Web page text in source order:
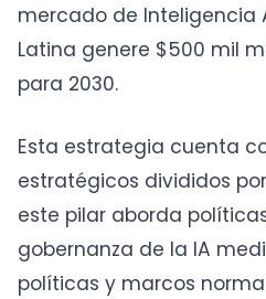
mercado de Inteligencia
Latina genere $500 mil
para 2030.
Esta estrategia cuenta
estratégicos divididos
este pilar aborda
gobernanza de la IA
políticas y marcos